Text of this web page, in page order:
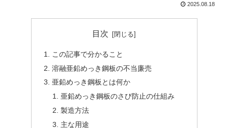
2025.08.18
目次
この記事で分かること
溶融亜鉛めっき鋼板の不当廉売
亜鉛めっき鋼板とは何か
亜鉛めっき鋼板のさび防止の仕組み
製造方法
主な用途